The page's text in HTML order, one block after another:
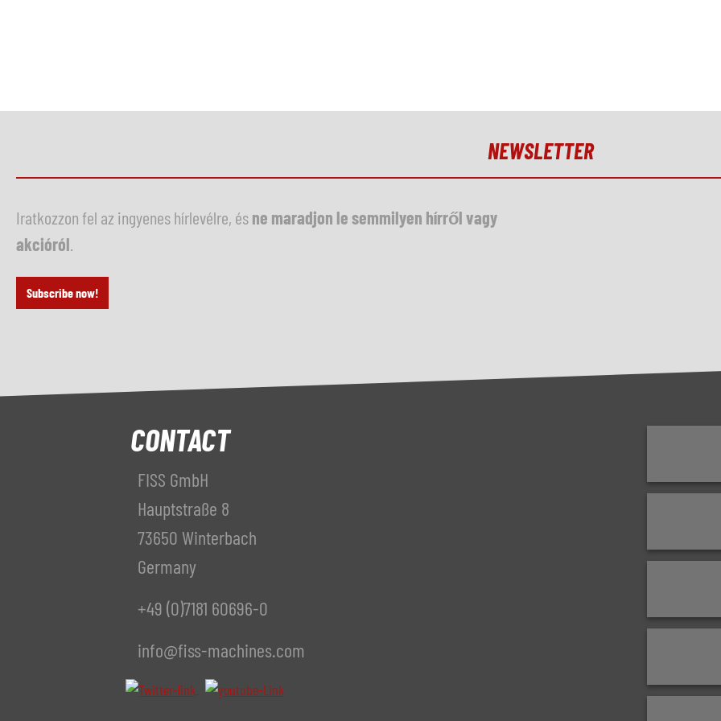
NEWSLETTER
Iratkozzon fel az ingyenes hírlevélre, ésne maradjon le semmilyen hírről vagy
akcióról
Subscribe now!
CONTACT
FISS GmbH
Hauptstraße 8
73650 Winterbach
Germany
+49 (0)7181 60696-0
info@fiss-machines.com